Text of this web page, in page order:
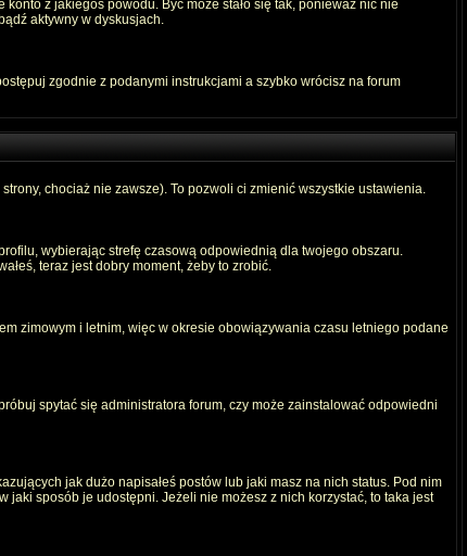
z jakiegoś powodu. Być może stało się tak, ponieważ nic nie
aktywny w dyskusjach.
zgodnie z podanymi instrukcjami a szybko wrócisz na forum
chociaż nie zawsze). To pozwoli ci zmienić wszystkie ustawienia.
wybierając strefę czasową odpowiednią dla twojego obszaru.
teraz jest dobry moment, żeby to zrobić.
zimowym i letnim, więc w okresie obowiązywania czasu letniego podane
spytać się administratora forum, czy może zainstalować odpowiedni
jak dużo napisałeś postów lub jaki masz na nich status. Pod nim
jaki sposób je udostępni. Jeżeli nie możesz z nich korzystać, to taka jest